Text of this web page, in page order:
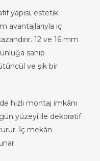
yapısı, estetik
avantajlarıyla iç
12 ve 16 mm
sahip
ve şık bir
hızlı montaj imkânı
yüzeyi ile dekoratif
İç mekân